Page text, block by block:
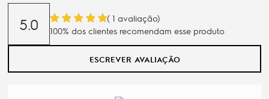
5.0 (1 avaliação)
100% dos clientes recomendam esse produto
ESCREVER AVALIAÇÃO